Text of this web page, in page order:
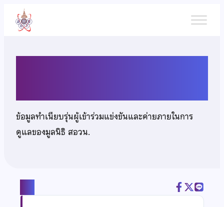
เนื้อหา
ข้อมูลทำเนียบรุ่นผู้เข้าร่วมแข่งขันและค่ายภายในการ
ดูแลของมูลนิธิ สอวน.